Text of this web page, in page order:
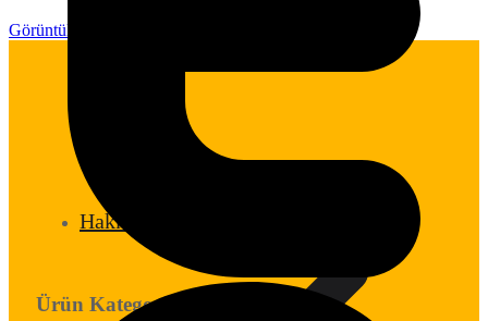
Görüntülediğin
Hakkımızda
Ürün Kategorileri